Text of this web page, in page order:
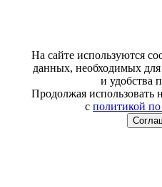
На сайте используются
данных, необходимых для
и удобства
Продолжая использовать
с политикой